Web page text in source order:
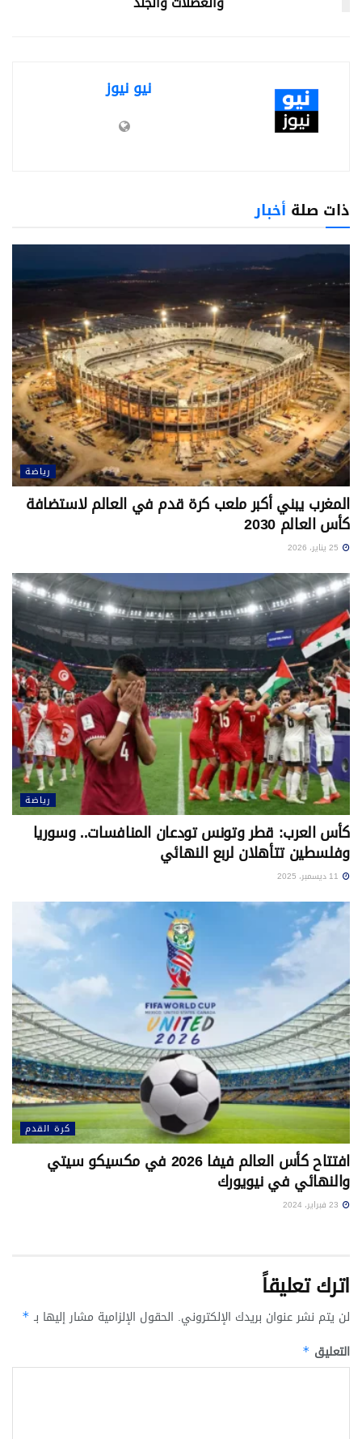
نيو نيوز
ذات صلة أخبار
رياضة
المغرب يبني أكبر ملعب كرة قدم في العالم لاستضافة
كأس العالم 2030
رياضة
كأس العرب: قطر وتونس تودعان المنافسات.. وسوريا
وفلسطين تتأهلان لربع النهائي
كرة القدم
افتتاح كأس العالم فيفا 2026 في مكسيكو سيتي
والنهائي في نيويورك
اترك تعليقاً
لن يتم نشر عنوان بريدك الإلكتروني. الحقول الإلزامية مشار إليها بـ *
التعليق *